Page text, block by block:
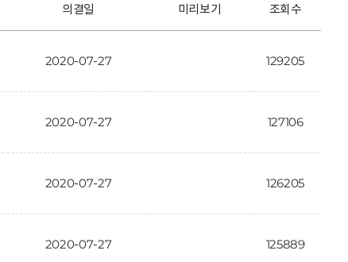
의결일 미리보기 조회수
2020-07-27 129205
2020-07-27 127106
2020-07-27 126205
2020-07-27 125889